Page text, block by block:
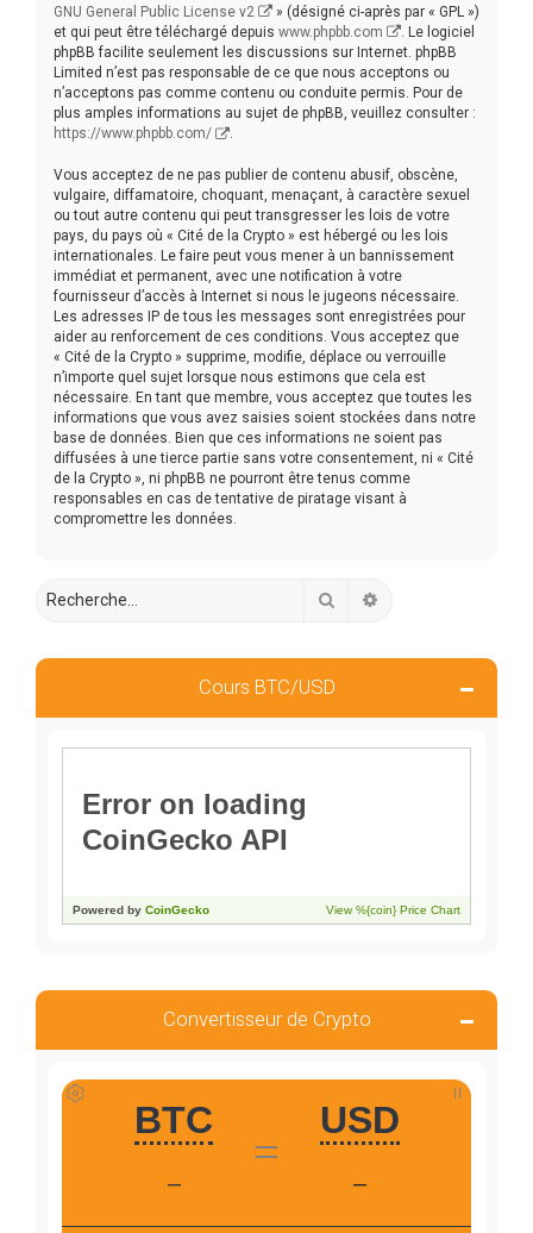
GNU General Public License v2
» (désigné ci-après par « GPL »)
et qui peut être téléchargé depuis www.phpbb.com
. Le logiciel
phpBB facilite seulement les discussions sur Internet. phpBB
Limited n’est pas responsable de ce que nous acceptons ou
n’acceptons pas comme contenu ou conduite permis. Pour de
plus amples informations au sujet de phpBB, veuillez consulter :
https://www.phpbb.com/
.
Vous acceptez de ne pas publier de contenu abusif, obscène,
vulgaire, diffamatoire, choquant, menaçant, à caractère sexuel
ou tout autre contenu qui peut transgresser les lois de votre
pays, du pays où « Cité de la Crypto » est hébergé ou les lois
internationales. Le faire peut vous mener à un bannissement
immédiat et permanent, avec une notification à votre
fournisseur d’accès à Internet si nous le jugeons nécessaire.
Les adresses IP de tous les messages sont enregistrées pour
aider au renforcement de ces conditions. Vous acceptez que
« Cité de la Crypto » supprime, modifie, déplace ou verrouille
n’importe quel sujet lorsque nous estimons que cela est
nécessaire. En tant que membre, vous acceptez que toutes les
informations que vous avez saisies soient stockées dans notre
base de données. Bien que ces informations ne soient pas
diffusées à une tierce partie sans votre consentement, ni « Cité
de la Crypto », ni phpBB ne pourront être tenus comme
responsables en cas de tentative de piratage visant à
compromettre les données.
Rechercher
Cours BTC/USD
Convertisseur de Crypto